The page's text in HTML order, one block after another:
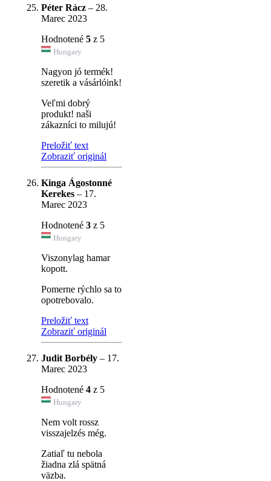
Péter Rácz – 28.
Marec 2023
Hodnotené 5 z 5
Hungary
Nagyon jó termék!
szeretik a vásárlóink!
Veľmi dobrý
produkt! naši
zákazníci to milujú!
Preložiť text
Zobraziť originál
Kinga Ágostonné
Kerekes – 17.
Marec 2023
Hodnotené 3 z 5
Hungary
Viszonylag hamar
kopott.
Pomerne rýchlo sa to
opotrebovalo.
Preložiť text
Zobraziť originál
Judit Borbély – 17.
Marec 2023
Hodnotené 4 z 5
Hungary
Nem volt rossz
visszajelzés még.
Zatiaľ tu nebola
žiadna zlá spätná
väzba.